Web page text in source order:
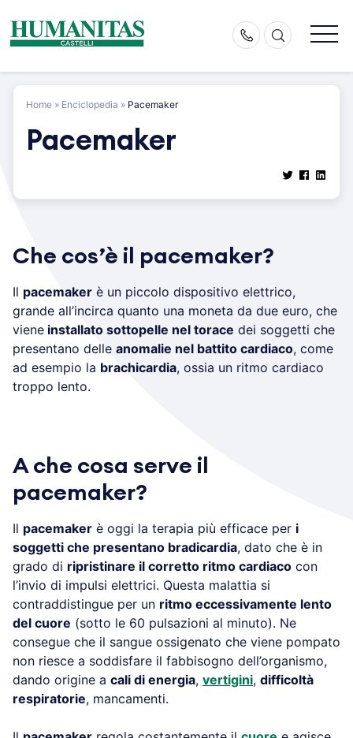
content
Home » Enciclopedia » Pacemaker
Pacemaker
Che cos’è il pacemaker?
Il pacemaker è un piccolo dispositivo elettrico,
grande all’incirca quanto una moneta da due euro, che
viene installato sottopelle nel torace dei soggetti che
presentano delle anomalie nel battito cardiaco, come
ad esempio la brachicardia, ossia un ritmo cardiaco
troppo lento.
A che cosa serve il
pacemaker?
Il pacemaker è oggi la terapia più efficace per i
soggetti che presentano bradicardia, dato che è in
grado di ripristinare il corretto ritmo cardiaco con
l’invio di impulsi elettrici. Questa malattia si
contraddistingue per un ritmo eccessivamente lento
del cuore (sotto le 60 pulsazioni al minuto). Ne
consegue che il sangue ossigenato che viene pompato
non riesce a soddisfare il fabbisogno dell’organismo,
dando origine a cali di energia, vertigini, difficoltà
respiratorie, mancamenti.